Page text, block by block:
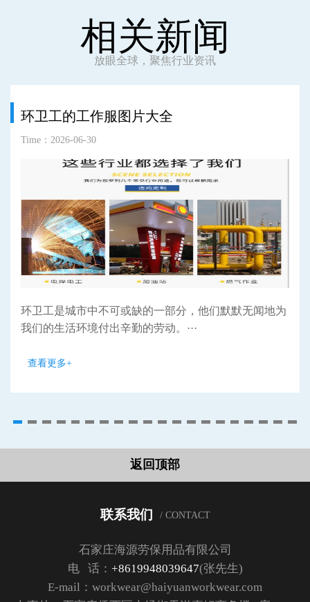
相关新闻
放眼全球，聚焦行业资讯
环卫工的工作服图片大全
Time：2026-06-30
环卫工是城市中不可或缺的一部分，他们默默无闻地为
我们的生活环境付出辛勤的劳动。···
查看更多+
返回顶部
联系我们 / CONTACT
石家庄海源劳保用品有限公司
电 话： +8619948039647(张先生)
E-mail：workwear@haiyuanworkwear.com